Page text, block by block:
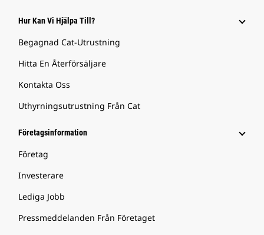
Hur Kan Vi Hjälpa Till?
Begagnad Cat-Utrustning
Hitta En Återförsäljare
Kontakta Oss
Uthyrningsutrustning Från Cat
Företagsinformation
Företag
Investerare
Lediga Jobb
Pressmeddelanden Från Företaget